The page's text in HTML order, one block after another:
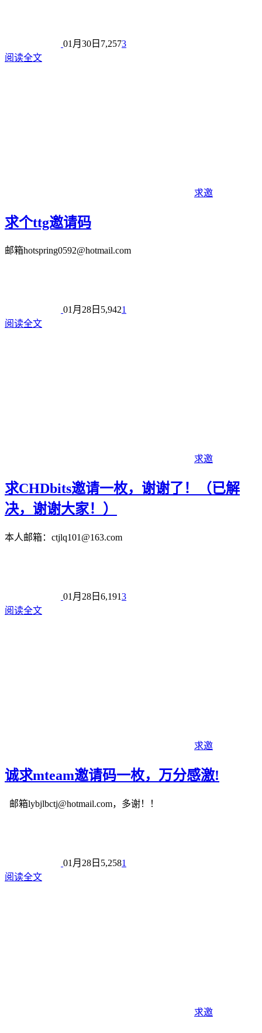
01月30日 7,2573
阅读全文
求邀
求个ttg邀请码
邮箱hotspring0592@hotmail.com
01月28日 5,9421
阅读全文
求邀
求CHDbits邀请一枚，谢谢了！（已解
决，谢谢大家！）
本人邮箱：ctjlq101@163.com
01月28日 6,1913
阅读全文
求邀
诚求mteam邀请码一枚，万分感激!
邮箱lybjlbctj@hotmail.com，多谢！！
01月28日 5,2581
阅读全文
求邀